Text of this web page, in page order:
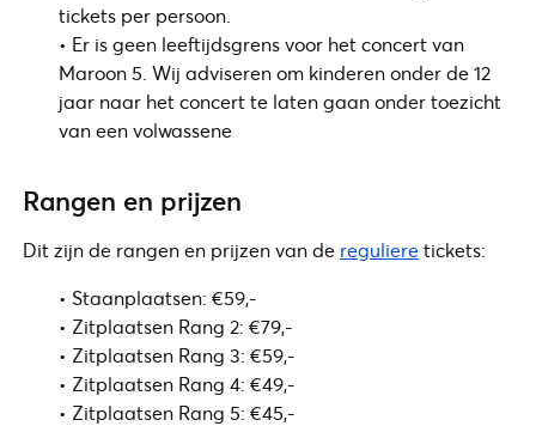
tickets per persoon.
• Er is geen leeftijdsgrens voor het concert van
Maroon 5. Wij adviseren om kinderen onder de 12
jaar naar het concert te laten gaan onder toezicht
van een volwassene
Rangen en prijzen
Dit zijn de rangen en prijzen van de regulieretickets:
• Staanplaatsen: €59,-
• Zitplaatsen Rang 2: €79,-
• Zitplaatsen Rang 3: €59,-
• Zitplaatsen Rang 4: €49,-
• Zitplaatsen Rang 5: €45,-